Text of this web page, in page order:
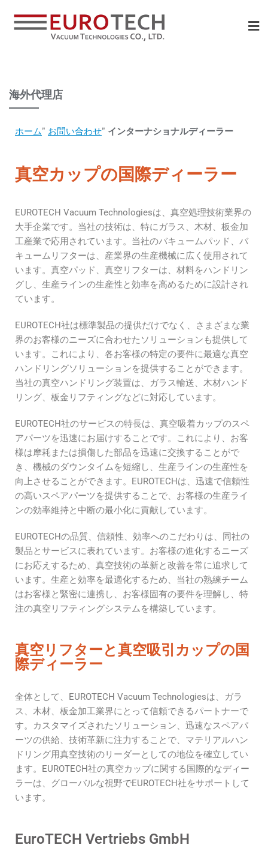
海外代理店
ホーム" お問い合わせ" インターナショナルディーラー
真空カップの国際ディーラー
EUROTECH Vacuum Technologiesは、真空処理技術業界の
大手企業です。当社の技術は、特にガラス、木材、板金加
工産業で応用されています。当社のバキュームパッド、バ
キュームリフターは、産業界の生産機械に広く使用されて
います。真空パッド、真空リフターは、材料をハンドリン
グし、生産ラインの生産性と効率を高めるために設計され
ています。
EUROTECH社は標準製品の提供だけでなく、さまざまな業
界のお客様のニーズに合わせたソリューションも提供して
います。これにより、各お客様の特定の要件に最適な真空
ハンドリングソリューションを提供することができます。
当社の真空ハンドリング装置は、ガラス輸送、木材ハンド
リング、板金リフティングなどに対応しています。
EUROTECH社のサービスの特長は、真空吸着カップのスペ
アパーツを迅速にお届けすることです。これにより、お客
様は摩耗または損傷した部品を迅速に交換することがで
き、機械のダウンタイムを短縮し、生産ラインの生産性を
向上させることができます。EUROTECHは、迅速で信頼性
の高いスペアパーツを提供することで、お客様の生産ライ
ンの効率維持と中断の最小化に貢献しています。
EUROTECHの品質、信頼性、効率へのこだわりは、同社の
製品とサービスに表れています。お客様の進化するニーズ
にお応えするため、真空技術の革新と改善を常に追求して
います。生産と効率を最適化するため、当社の熟練チーム
はお客様と緊密に連携し、お客様固有の要件を理解し、特
注の真空リフティングシステムを構築しています。
真空リフターと真空吸引カップの国
際ディーラー
全体として、EUROTECH Vacuum Technologiesは、ガラ
ス、木材、板金加工業界にとって信頼できるパートナーで
す。カスタマイズされたソリューション、迅速なスペアパ
ーツの供給、技術革新に注力することで、マテリアルハン
ドリング用真空技術のリーダーとしての地位を確立してい
ます。EUROTECH社の真空カップに関する国際的なディー
ラーは、グローバルな視野でEUROTECH社をサポートして
います。
EuroTECH Vertriebs GmbH